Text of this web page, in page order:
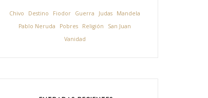
Chivo Destino Fiodor Guerra Judas
Mandela
Pablo Neruda
Pobres Religión
San Juan
Vanidad